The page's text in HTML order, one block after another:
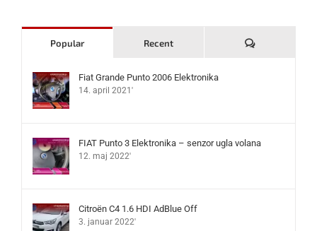
Popular Recent Komentari
Fiat Grande Punto 2006 Elektronika
14. april 2021'
FIAT Punto 3 Elektronika – senzor ugla volana
12. maj 2022'
Citroën C4 1.6 HDI AdBlue Off
3. januar 2022'